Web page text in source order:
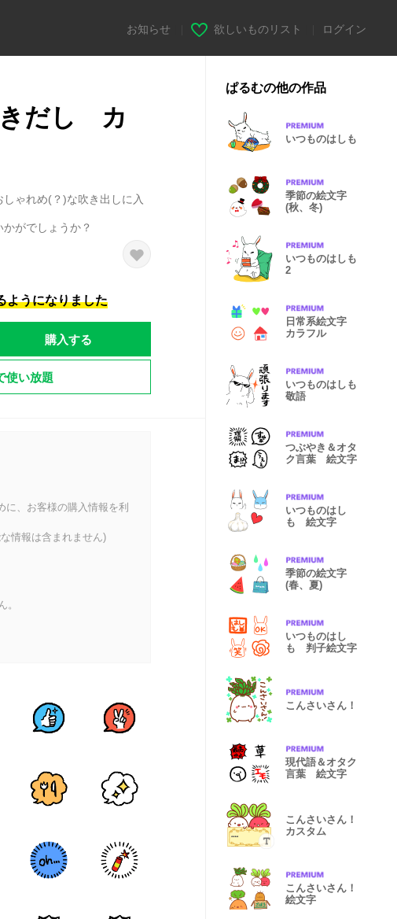
お知らせ 欲しいものリスト ログイン
きだし カ
ゃれめ(？)な吹き出しに入
がでしょうか？
ようになりました
購入する
使い放題
に、お客様の購入情報を利
情報は含まれません)
。
ぱるむの他の作品
いつものはしも
季節の絵文字
(秋、冬)
いつものはしも
2
日常系絵文字
カラフル
いつものはしも
敬語
つぶやき＆オタ
ク言葉 絵文字
いつものはし
も 絵文字
季節の絵文字
(春、夏)
いつものはし
も 判子絵文字
こんさいさん！
現代語＆オタク
言葉 絵文字
こんさいさん！
カスタム
こんさいさん！
絵文字